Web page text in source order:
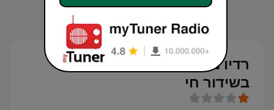
רדיו מהות החיים (Radio Eol)
בשידור חי